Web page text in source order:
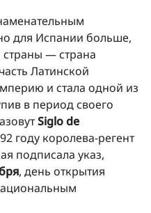
для Испании больше,
— страна
Латинской
и стала одной из
в период своего
Siglo de
году королева-регент
подписала указ,
, день открытия